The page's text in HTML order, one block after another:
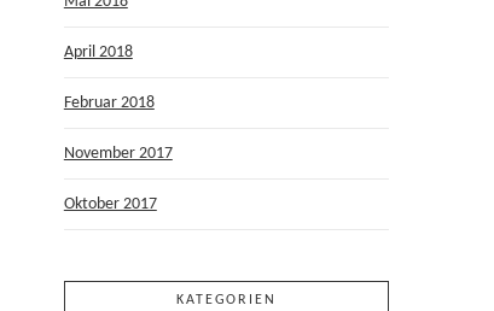
April 2018
Februar 2018
November 2017
Oktober 2017
KATEGORIEN